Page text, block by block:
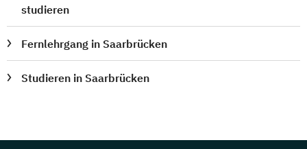
studieren
Fernlehrgang in Saarbrücken
Studieren in Saarbrücken